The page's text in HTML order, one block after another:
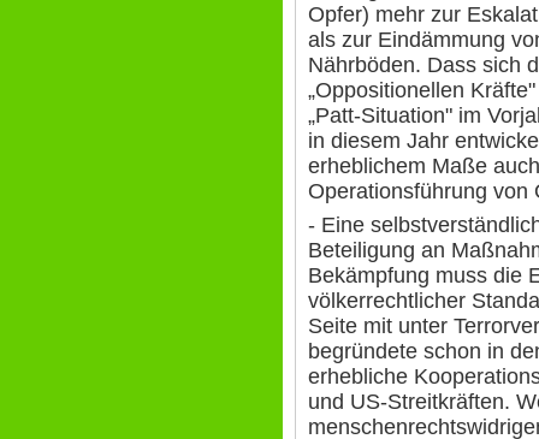
Opfer) mehr zur
als zur Eindämmung
Nährböden. Dass sich
„Oppositionellen
„Patt-Situation" im
in diesem Jahr
erheblichem Maße
Operationsführung von
- Eine
Beteiligung an
Bekämpfung muss die
völkerrechtlicher
Seite mit unter
begründete schon in
erhebliche
und US-Streitkräften.